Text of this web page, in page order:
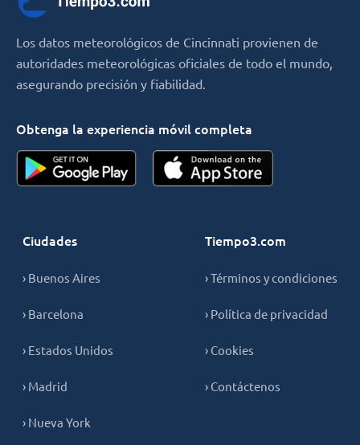
Los datos meteorológicos de Cincinnati provienen de
autoridades meteorológicas oficiales de todo el mundo,
asegurando precisión y fiabilidad.
Obtenga la experiencia móvil completa
Ciudades
› Buenos Aires
› Barcelona
› Estados Unidos
› Madrid
› Nueva York
Tiempo3.com
› Términos y condiciones
› Política de privacidad
› Cookies
› Contáctenos